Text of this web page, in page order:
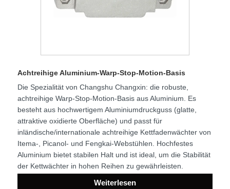
Achtreihige Aluminium-Warp-Stop-Motion-Basis
Die Spezialität von Changshu Changxin: die robuste,
achtreihige Warp-Stop-Motion-Basis aus Aluminium. Es
besteht aus hochwertigem Aluminiumdruckguss (glatte,
attraktive oxidierte Oberfläche) und passt für
inländische/internationale achtreihige Kettfadenwächter von
Itema-, Picanol- und Fengkai-Webstühlen. Hochfestes
Aluminium bietet stabilen Halt und ist ideal, um die Stabilität
der Kettwächter in hohen Reihen zu gewährleisten.
Weiterlesen